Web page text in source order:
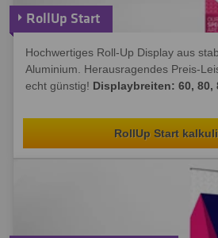
RollUp Start
Hochwertiges Roll-Up Display aus
Aluminium. Herausragendes Preis-
echt günstig! Displaybreiten: 60, 80,
RollUp Start